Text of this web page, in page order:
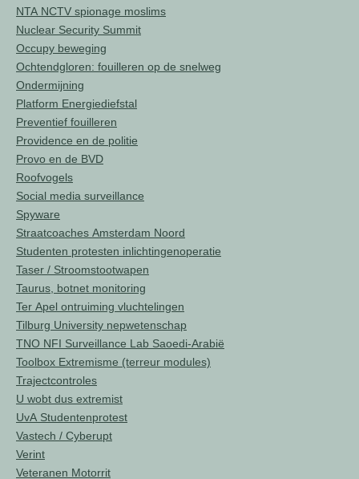
NTA NCTV spionage moslims
Nuclear Security Summit
Occupy beweging
Ochtendgloren: fouilleren op de snelweg
Ondermijning
Platform Energiediefstal
Preventief fouilleren
Providence en de politie
Provo en de BVD
Roofvogels
Social media surveillance
Spyware
Straatcoaches Amsterdam Noord
Studenten protesten inlichtingenoperatie
Taser / Stroomstootwapen
Taurus, botnet monitoring
Ter Apel ontruiming vluchtelingen
Tilburg University nepwetenschap
TNO NFI Surveillance Lab Saoedi-Arabië
Toolbox Extremisme (terreur modules)
Trajectcontroles
U wobt dus extremist
UvA Studentenprotest
Vastech / Cyberupt
Verint
Veteranen Motorrit